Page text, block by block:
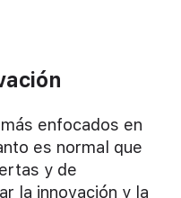
enfocados en
es normal que
y de
la innovación y la